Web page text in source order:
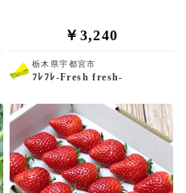
￥3,240
栃木県宇都宮市
ﾌﾚﾌﾚ-Fresh fresh-